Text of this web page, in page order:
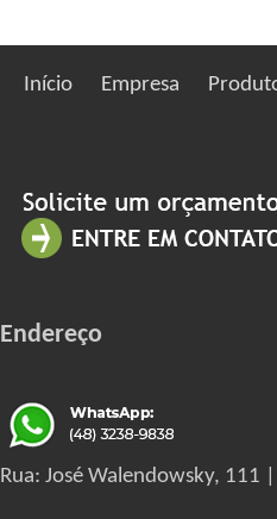
Início Empresa
Endereço
Rua: José Walendowsky, 111